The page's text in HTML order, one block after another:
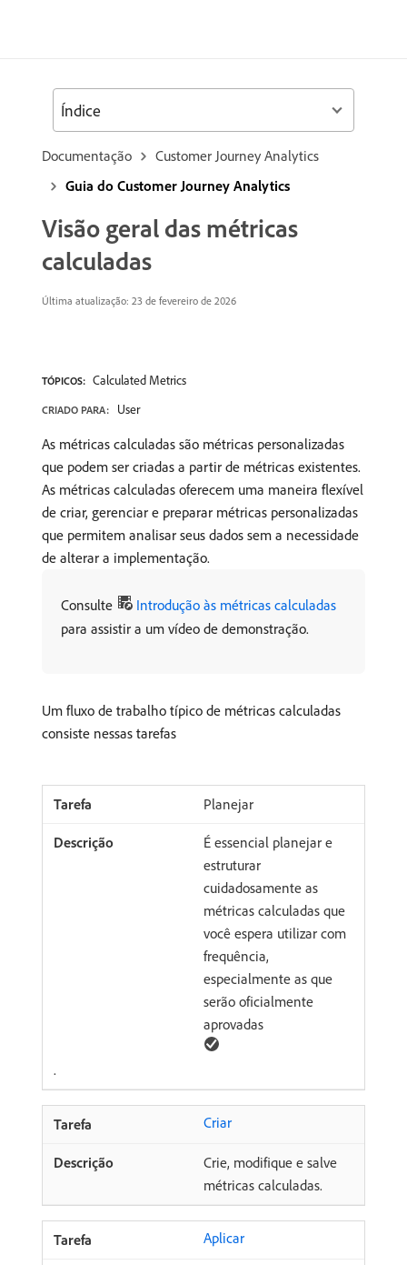
Documentação
Customer Journey Analytics
Guia do Customer Journey Analytics
Visão geral das métricas
calculadas
Última atualização: 23 de fevereiro de 2026
TÓPICOS: Calculated Metrics
CRIADO PARA: User
As métricas calculadas são métricas personalizadas
que podem ser criadas a partir de métricas existentes.
As métricas calculadas oferecem uma maneira flexível
de criar, gerenciar e preparar métricas personalizadas
que permitem analisar seus dados sem a necessidade
de alterar a implementação.
Consulte
Introdução às métricas calculadas
para assistir a um vídeo de demonstração.
Um fluxo de trabalho típico de métricas calculadas
consiste nessas tarefas
Planejar
É essencial planejar e
estruturar
cuidadosamente as
métricas calculadas que
você espera utilizar com
frequência,
especialmente as que
serão oficialmente
aprovadas
.
Criar
Crie, modifique e salve
métricas calculadas.
Aplicar
Índice